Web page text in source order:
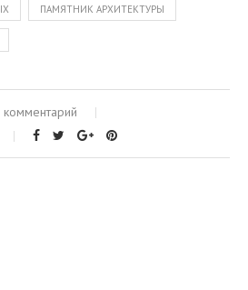
ПАМЯТНИК АРХИТЕКТУРЫ
комментарий